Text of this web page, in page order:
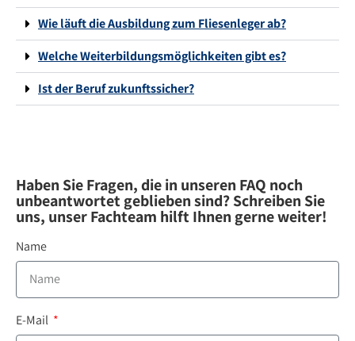
Wie läuft die Ausbildung zum Fliesenleger ab?
Welche Weiterbildungsmöglichkeiten gibt es?
Ist der Beruf zukunftssicher?
Haben Sie Fragen, die in unseren FAQ noch
unbeantwortet geblieben sind? Schreiben Sie
uns, unser Fachteam hilft Ihnen gerne weiter!
Name
E-Mail